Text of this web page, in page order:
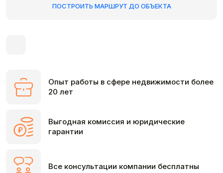
Опыт работы в сфере недвижимости более
20 лет
Выгодная комиссия и юридические
гарантии
Все консультации компании бесплатны
ПОСТРОИТЬ МАРШРУТ ДО ОБЪЕКТА